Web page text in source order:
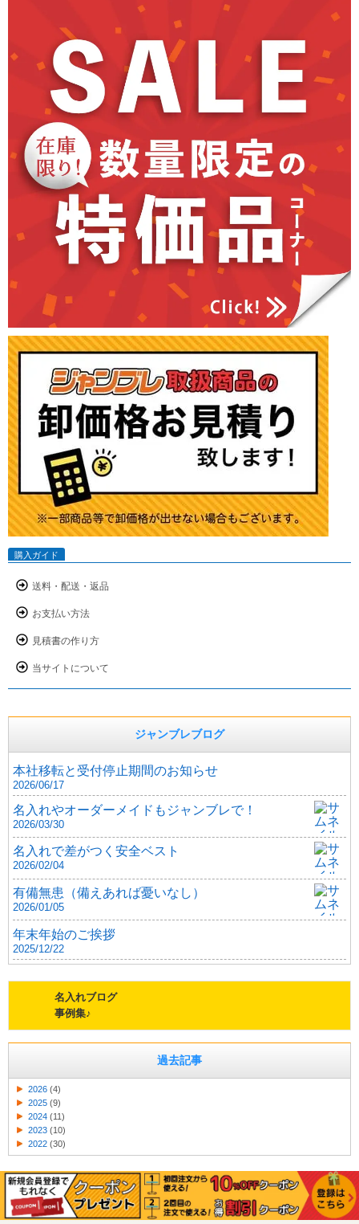
購入ガイド
送料・配送・返品
お支払い方法
見積書の作り方
当サイトについて
ジャンブレブログ
本社移転と受付停止期間のお知らせ
2026/06/17
名入れやオーダーメイドもジャンブレで！
2026/03/30
名入れで差がつく安全ベスト
2026/02/04
有備無患（備えあれば憂いなし）
2026/01/05
年末年始のご挨拶
2025/12/22
名入れブログ
事例集♪
過去記事
2026 (4)
2025 (9)
2024 (11)
2023 (10)
2022 (30)